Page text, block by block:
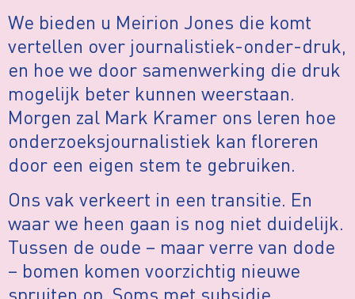
We bieden u Meirion Jones die komt
vertellen over journalistiek-onder-druk,
en hoe we door samenwerking die druk
mogelijk beter kunnen weerstaan.
Morgen zal Mark Kramer ons leren hoe
onderzoeksjournalistiek kan floreren
door een eigen stem te gebruiken.
Ons vak verkeert in een transitie. En
waar we heen gaan is nog niet duidelijk.
Tussen de oude – maar verre van dode
– bomen komen voorzichtig nieuwe
spruiten op. Soms met subsidie,